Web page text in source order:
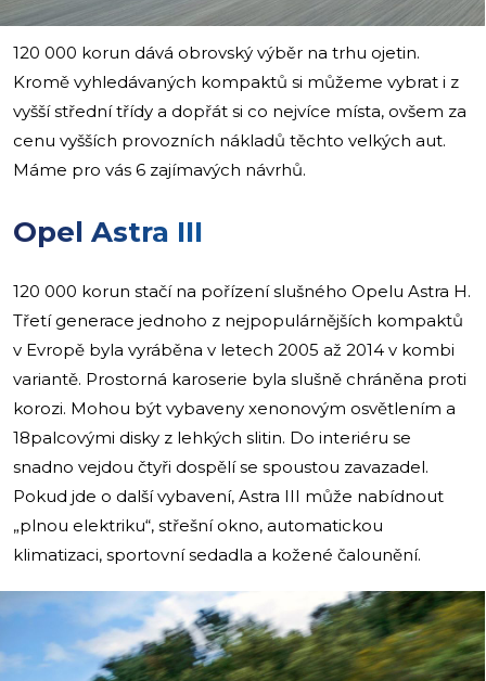
120 000 korun dává obrovský výběr na trhu ojetin.
Kromě vyhledávaných kompaktů si můžeme vybrat i z
vyšší střední třídy a dopřát si co nejvíce místa, ovšem za
cenu vyšších provozních nákladů těchto velkých aut.
Máme pro vás 6 zajímavých návrhů.
Opel Astra III
120 000 korun stačí na pořízení slušného Opelu Astra H.
Třetí generace jednoho z nejpopulárnějších kompaktů
v Evropě byla vyráběna v letech 2005 až 2014 v kombi
variantě. Prostorná karoserie byla slušně chráněna proti
korozi. Mohou být vybaveny xenonovým osvětlením a
18palcovými disky z lehkých slitin. Do interiéru se
snadno vejdou čtyři dospělí se spoustou zavazadel.
Pokud jde o další vybavení, Astra III může nabídnout
„plnou elektriku“, střešní okno, automatickou
klimatizaci, sportovní sedadla a kožené čalounění.